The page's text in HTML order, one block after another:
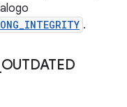
.
OUTDATED